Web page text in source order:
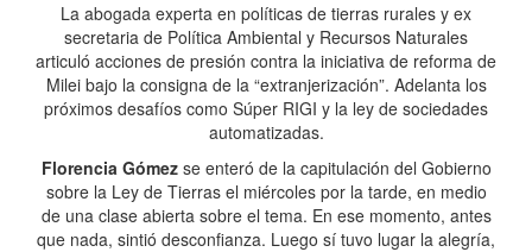
La abogada experta en políticas de tierras rurales y ex
secretaria de Política Ambiental y Recursos Naturales
articuló acciones de presión contra la iniciativa de reforma de
Milei bajo la consigna de la “extranjerización”. Adelanta los
próximos desafíos como Súper RIGI y la ley de sociedades
automatizadas.
Florencia Gómezse enteró de la capitulación del Gobierno
sobre la Ley de Tierras el miércoles por la tarde, en medio
de una clase abierta sobre el tema. En ese momento, antes
que nada, sintió desconfianza. Luego sí tuvo lugar la alegría,